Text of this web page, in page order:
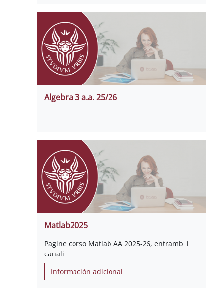
Algebra 3 a.a. 25/26
Matlab2025
Pagine corso Matlab AA 2025-26, entrambi i
canali
Información adicional